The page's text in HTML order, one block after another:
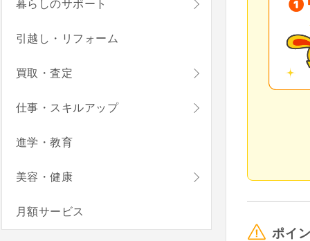
ポイ
暮らしのサポート
引越し・リフォーム
買取・査定
仕事・スキルアップ
進学・教育
美容・健康
月額サービス